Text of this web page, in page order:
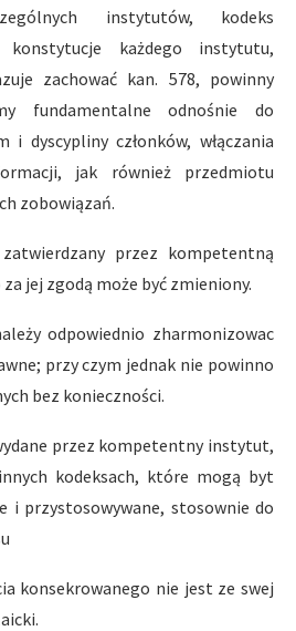
instytutów, kodeks
konstytucje każdego instytutu,
zachować kan. 578, powinny
fundamentalne odnośnie do
i dyscypliny członków, włączania
jak również przedmiotu
zobowiązań.
przez kompetentną
jej zgodą może być zmieniony.
odpowiednio zharmonizowac
przy czym jednak nie powinno
bez konieczności.
przez kompetentny instytut,
kodeksach, które mogą byt
i przystosowywane, stosownie do
konsekrowanego nie jest ze swej